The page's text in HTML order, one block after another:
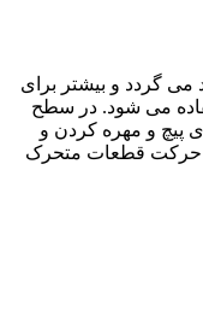
می گردد و بیشتر برای
می شود. در سطح
پیچ و مهره کردن و
حرکت قطعات متحرک